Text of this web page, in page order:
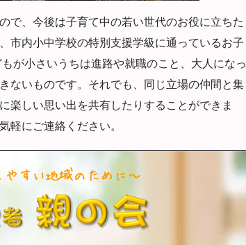
、今後は子育て中の若い世代のお役に立ちた
市内小中学校の特別支援学級に通っているお子
が小さいうちは進路や就職のこと、大人になっ
ないものです。それでも、同じ立場の仲間と集
楽しい思い出を共有したりすることができま
軽にご連絡ください。